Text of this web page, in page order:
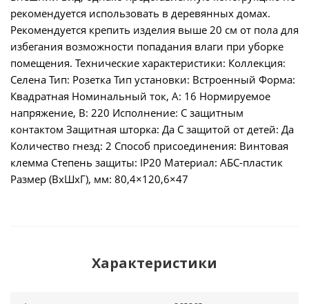
рекомендуется использовать в деревянных домах.
Рекомендуется крепить изделия выше 20 см от пола для
избегания возможности попадания влаги при уборке
помещения. Технические характеристики: Коллекция:
Селена Тип: Розетка Тип установки: Встроенный Форма:
Квадратная Номинальный ток, А: 16 Нормируемое
напряжение, В: 220 Исполнение: С защитным
контактом Защитная шторка: Да С защитой от детей: Да
Количество гнезд: 2 Способ присоединения: Винтовая
клемма Степень защиты: IP20 Материал: АБС-пластик
Размер (ВхШхГ), мм: 80,4×120,6×47
Характеристики